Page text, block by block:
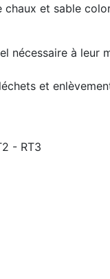
chaux et sable
nécessaire à leur
et
- RT3